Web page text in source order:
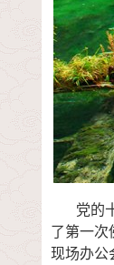
党的十
了第一次
现场办公